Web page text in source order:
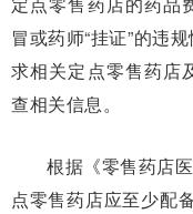
冒或药师“挂证”的违
求相关定点零售药店
查相关信息。
根据《零售药店
点零售药店应至少配